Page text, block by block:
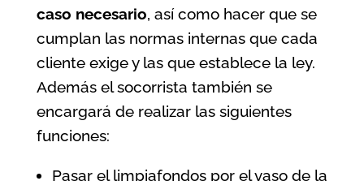
caso necesario, así como hacer que se
cumplan las normas internas que cada
cliente exige y las que establece la ley.
Además el socorrista también se
encargará de realizar las siguientes
funciones:
Pasar el limpiafondos por el vaso de la